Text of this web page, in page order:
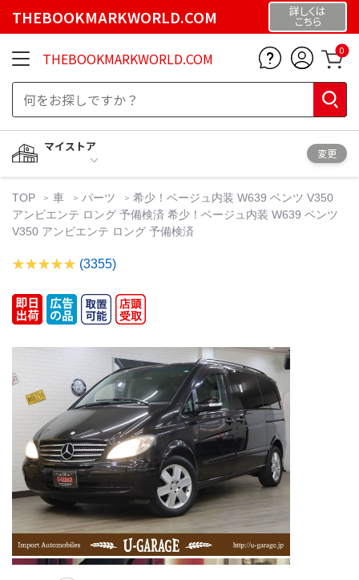
THEBOOKMARKWORLD.COM 詳しくは
こちら
THEBOOKMARKWORLD.COM 0
マイストア
変更
TOP 車 パーツ
希少！ベージュ内装 W639 ベンツ V350
アンビエンテ ロング 予備検済 希少！ベージュ内装 W639 ベンツ
V350 アンビエンテ ロング 予備検済
(3355)